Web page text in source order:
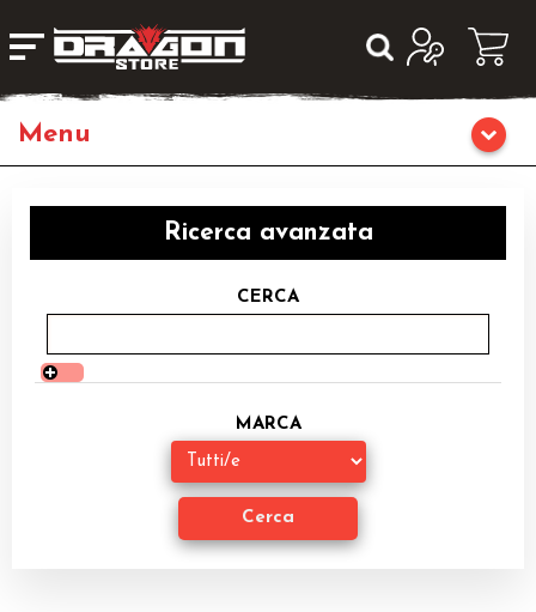
Giochi di Ruolo
Librigame
Editoria
Giochi di Carte Collezionabili
Ricerca avanzata
CERCA
MARCA